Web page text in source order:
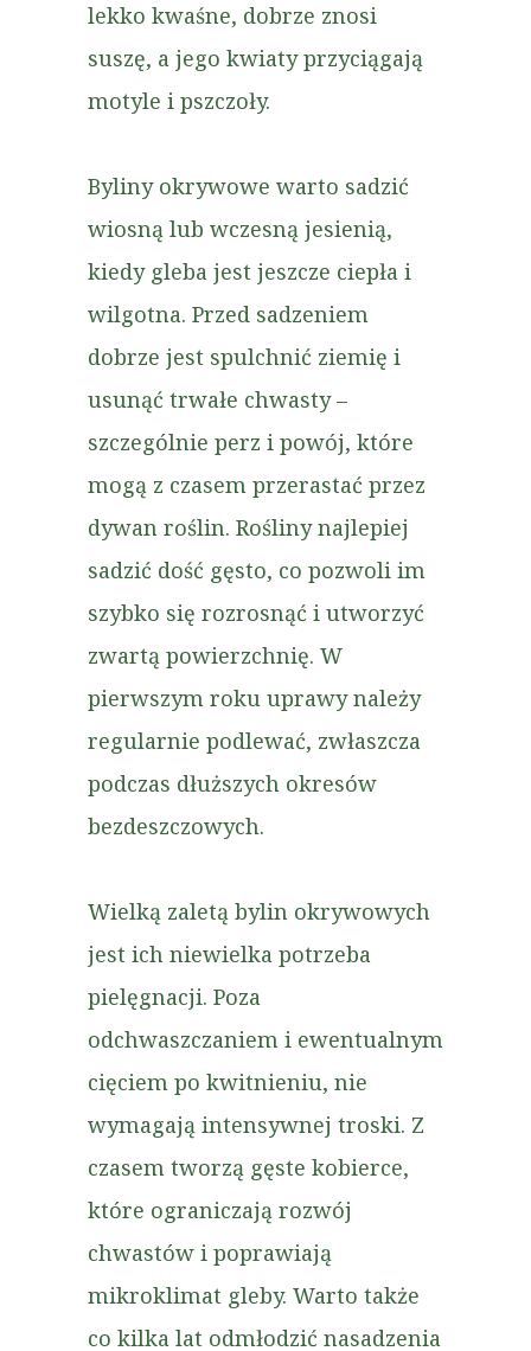
lekko kwaśne, dobrze znosi
suszę, a jego kwiaty przyciągają
motyle i pszczoły.
Byliny okrywowe warto sadzić
wiosną lub wczesną jesienią,
kiedy gleba jest jeszcze ciepła i
wilgotna. Przed sadzeniem
dobrze jest spulchnić ziemię i
usunąć trwałe chwasty –
szczególnie perz i powój, które
mogą z czasem przerastać przez
dywan roślin. Rośliny najlepiej
sadzić dość gęsto, co pozwoli im
szybko się rozrosnąć i utworzyć
zwartą powierzchnię. W
pierwszym roku uprawy należy
regularnie podlewać, zwłaszcza
podczas dłuższych okresów
bezdeszczowych.
Wielką zaletą bylin okrywowych
jest ich niewielka potrzeba
pielęgnacji. Poza
odchwaszczaniem i ewentualnym
cięciem po kwitnieniu, nie
wymagają intensywnej troski. Z
czasem tworzą gęste kobierce,
które ograniczają rozwój
chwastów i poprawiają
mikroklimat gleby. Warto także
co kilka lat odmłodzić nasadzenia